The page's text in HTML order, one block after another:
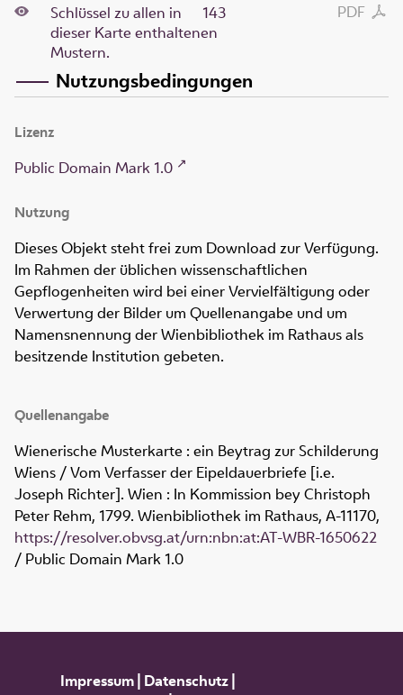
PDF
143
Schlüssel zu allen in
dieser Karte enthaltenen
Mustern.
Nutzungsbedingungen
Lizenz
Public Domain Mark 1.0
Nutzung
Dieses Objekt steht frei zum Download zur Verfügung.
Im Rahmen der üblichen wissenschaftlichen
Gepflogenheiten wird bei einer Vervielfältigung oder
Verwertung der Bilder um Quellenangabe und um
Namensnennung der Wienbibliothek im Rathaus als
besitzende Institution gebeten.
Quellenangabe
Wienerische Musterkarte : ein Beytrag zur Schilderung
Wiens / Vom Verfasser der Eipeldauerbriefe [i.e.
Joseph Richter]. Wien : In Kommission bey Christoph
Peter Rehm, 1799. Wienbibliothek im Rathaus, A-11170,
https://resolver.obvsg.at/urn:nbn:at:AT-WBR-1650622
/ Public Domain Mark 1.0
Impressum| Datenschutz|